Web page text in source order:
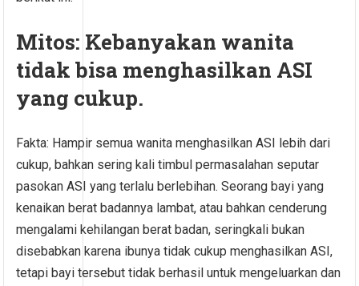
Mitos: Kebanyakan wanita
tidak bisa menghasilkan ASI
yang cukup.
Fakta: Hampir semua wanita menghasilkan ASI lebih dari
cukup, bahkan sering kali timbul permasalahan seputar
pasokan ASI yang terlalu berlebihan. Seorang bayi yang
kenaikan berat badannya lambat, atau bahkan cenderung
mengalami kehilangan berat badan, seringkali bukan
disebabkan karena ibunya tidak cukup menghasilkan ASI,
tetapi bayi tersebut tidak berhasil untuk mengeluarkan dan